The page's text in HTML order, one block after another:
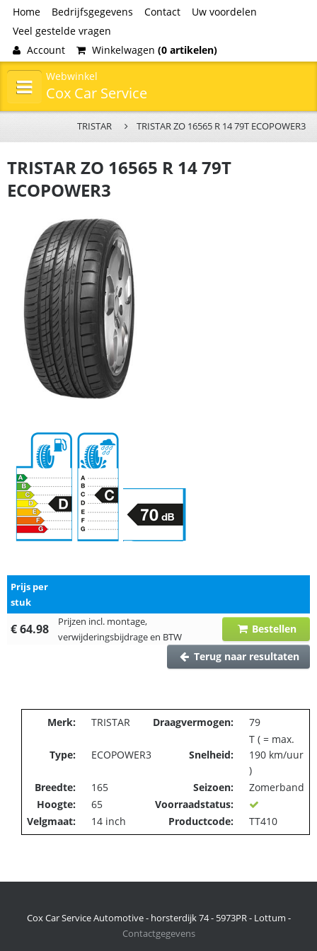
Home Bedrijfsgegevens Contact
Uw voordelen
Veel gestelde vragen
Account
Winkelwagen (0 artikelen)
Webwinkel
Cox Car Service
TRISTAR TRISTAR ZO 16565 R 14 79T ECOPOWER3
TRISTAR ZO 16565 R 14 79T
ECOPOWER3
Prijs per
stuk
€ 64.98
Prijzen incl. montage,
verwijderingsbijdrage en BTW
Bestellen
Terug naar resultaten
Merk: TRISTAR Draagvermogen: 79
Type: ECOPOWER3 Snelheid:
T ( = max.
190 km/uur
)
Breedte:
165 Seizoen:
Zomerband
Hoogte:
65
Voorraadstatus:
Velgmaat:
14 inch Productcode: TT410
Cox Car Service Automotive - horsterdijk 74 - 5973PR - Lottum -
Contactgegevens